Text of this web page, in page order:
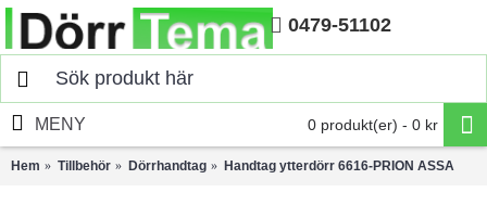
Hem 0479-51102
0 produkt(er) - 0 kr
MENY
Hem Tillbehör Dörrhandtag Handtag ytterdörr 6616-PRION ASSA